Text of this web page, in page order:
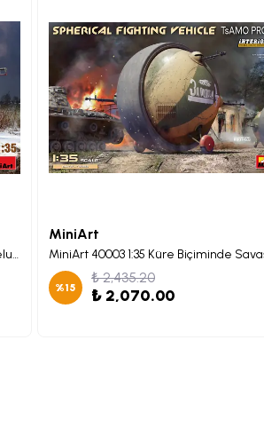
MiniArt 35337 1:35 Pz. Kpfw. IV Ausf. H Nibelungenwerk. Mid Prod. (Ağustos 1943)
MiniArt
%15
₺ 2,435.20
₺ 2,070.00